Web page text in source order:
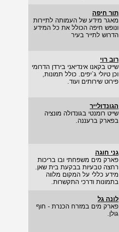
תור חיפה
מאגר מידע של העמותה לתיירות
ונופש חיפה הכולל את כל המידע
הדרוש לתייר בעיר
רוב רוי
שייט בקאנו אינדיאני בירדן הדרומי
וכן טיולי ג`יפים. כולל תמונות,
פירוט שירותים ועוד.
הגונדולייר
שייט רומנטי בגונדולה מונציה
בפארק ברעננה.
גני חוגה
פארק מים משפחתי ובו בריכות
רחצה טבעיות בבקעת בית שאן.
מידע כללי על המקום מלווה
בתמונות ודרכי התקשרות.
לונה גל
פארק מים במזרח הכנרת - חוף
גולן.